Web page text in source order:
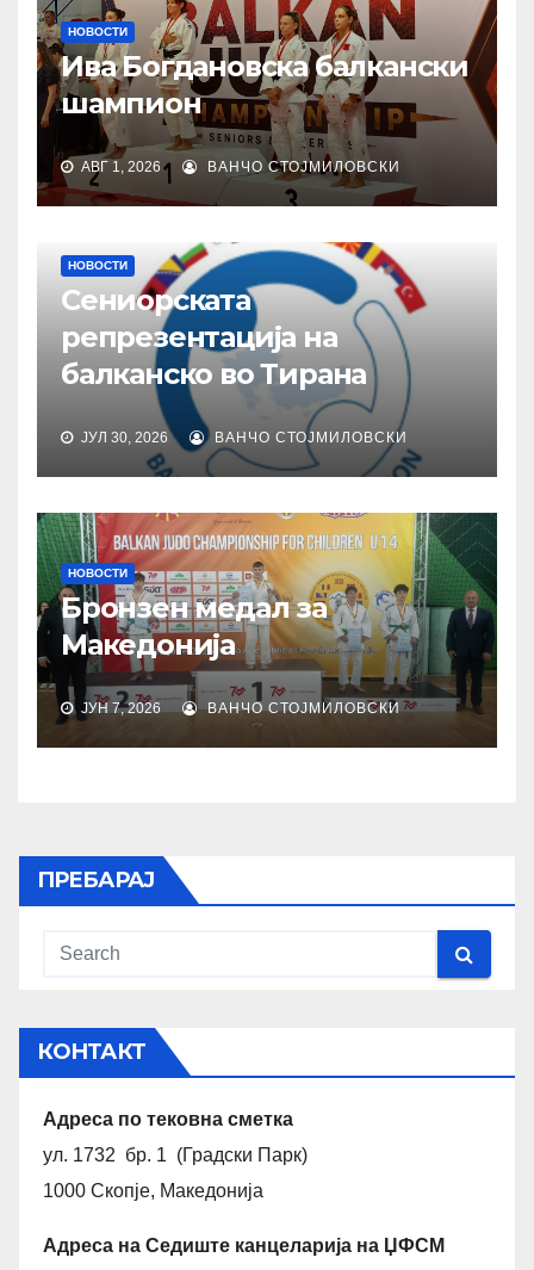
НОВОСТИ
Ива Богдановска балкански
шампион
АВГ 1, 2026 ВАНЧО СТОЈМИЛОВСКИ
НОВОСТИ
Сениорската
репрезентација на
балканско во Тирана
ЈУЛ 30, 2026 ВАНЧО СТОЈМИЛОВСКИ
НОВОСТИ
Бронзен медал за
Македонија
ЈУН 7, 2026 ВАНЧО СТОЈМИЛОВСКИ
ПРЕБАРАЈ
КОНТАКТ
Адреса по тековна сметка
ул. 1732 бр. 1 (Градски Парк)
1000 Скопје, Македонија
Адреса на Седиште канцеларија на ЏФСМ